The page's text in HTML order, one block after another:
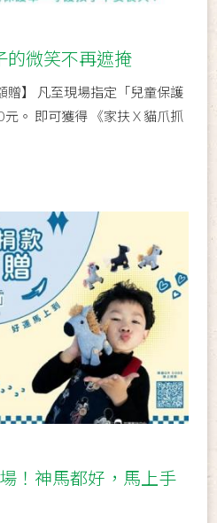
的微笑不再遮掩
贈】 凡至現場指定「兒童保護
。 即可獲得 《家扶 X 貓爪抓
！神馬都好，馬上手